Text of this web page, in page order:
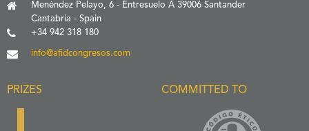
Menéndez Pelayo, 6 - Entresuelo A 39006 Santander
Cantabria - Spain
+34 942 318 180
info@afidcongresos.com
PRIZES COMMITTED TO